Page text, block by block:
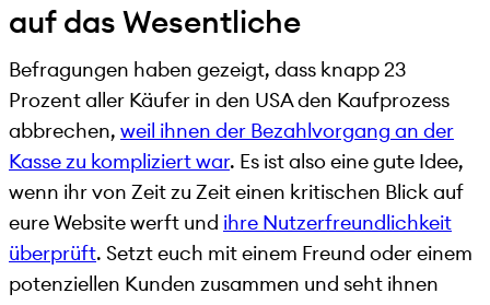
auf das Wesentliche
Befragungen haben gezeigt, dass knapp 23
Prozent aller Käufer in den USA den Kaufprozess
abbrechen, weil ihnen der Bezahlvorgang an der
Kasse zu kompliziert war. Es ist also eine gute Idee,
wenn ihr von Zeit zu Zeit einen kritischen Blick auf
eure Website werft und ihre Nutzerfreundlichkeit
überprüft. Setzt euch mit einem Freund oder einem
potenziellen Kunden zusammen und seht ihnen